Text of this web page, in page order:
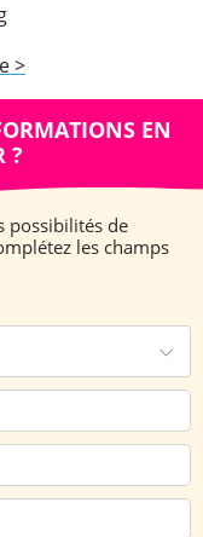
>
EN
?
possibilités de
les champs